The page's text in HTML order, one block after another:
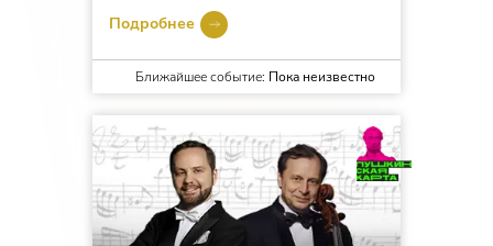
Подробнее
Ближайшее событие: Пока неизвестно